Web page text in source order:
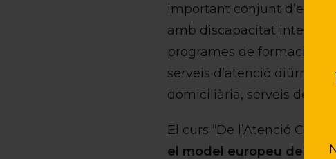
important conjunt
amb discapacitat
programes de formació
serveis d’atenció diürna,
domici­liària, serveis de
El curs “De l’Atenció
el model europeu del